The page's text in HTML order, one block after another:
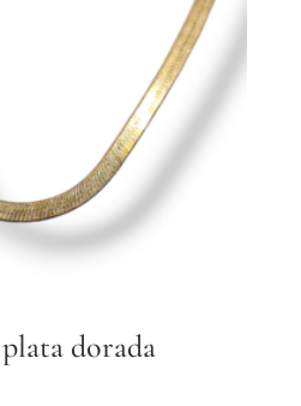
dorada